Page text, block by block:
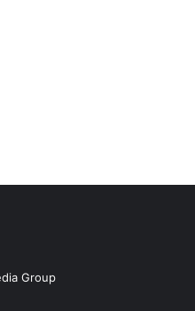
Group